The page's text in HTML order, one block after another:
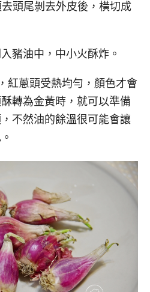
頭尾剝去外皮後，橫切成
豬油中，中小火酥炸。
紅蔥頭受熱均勻，顏色才會
轉為金黃時，就可以準備
不然油的餘溫很可能會讓